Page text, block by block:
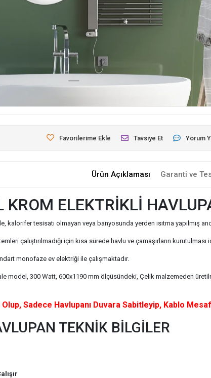
Favorilerime Ekle Tavsiye Et Yorum
Ürün Açıklaması Garanti ve
KROM ELEKTRİKLİ
kalorifer tesisatı olmayan veya banyosunda yerden ısıtma yapılmış
çalıştırılmadığı için kısa sürede havlu ve çamaşırların
monofaze ev elektriği ile çalışmaktadır.
model, 300 Watt, 600x1190 mm ölçüsündeki, Çelik malzemeden
Olup, Sadece Havlupanı Duvara Sabitleyip, Kablo
TEKNİK BİLGİLER